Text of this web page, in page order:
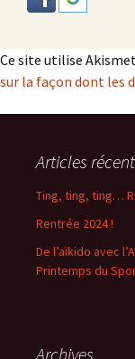
Ce site utilise
sur la façon dont les
Articles
Ting, ting, ting…
Rentrée 2024 !
De l’aïkido avec
Printemps du
Archives